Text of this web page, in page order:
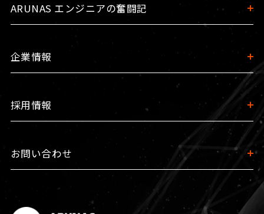
ARUNAS エンジニアの奮闘記
企業情報
採用情報
お問い合わせ